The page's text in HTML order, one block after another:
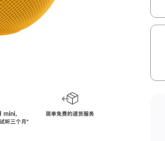
，
听三个月脚
⁺
简单免费的退货服务